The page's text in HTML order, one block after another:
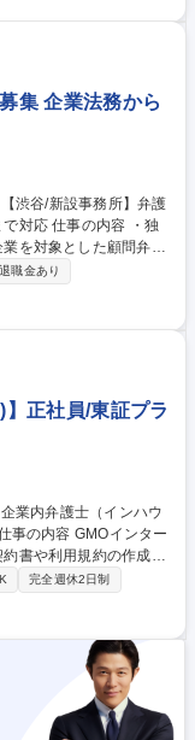
担して対応しています
【具体的な業務例】■新
話対応 ■各種書類作
、戸籍、登記情報な
各種調査 ■訴訟提起準
ー
合法律事務所
集 企業法務から
容 ・独
を対象とした顧問弁護
・M&Aや事業承継に
する親族・相続案件
する「民事・資産法
タッフとして事務所の
た立ち上げ・運営業務
刑事まで対応
退職金あり
】正社員/東証プラ
書や利用規約の作成、
めの法的アドバイスを
ループ内部統制、コン
きます。 【具体的な業
び交渉支援（国内及び
※その他具体的な業務
完全週休2日制